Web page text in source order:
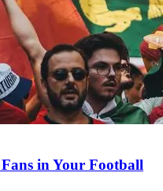
in Your Football